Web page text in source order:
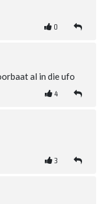
0
al in die ufo
4
3